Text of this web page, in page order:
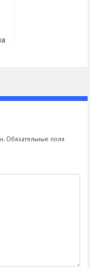
Обязательные поля